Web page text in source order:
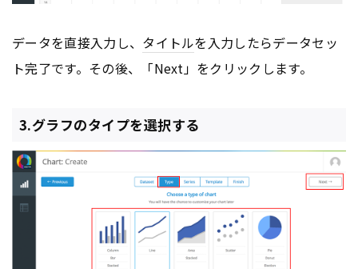
データを直接入力し、 タイトルを入力したらデータセッ
ト完了です。その後、「Next」をクリックします。
3.グラフのタイプを選択する